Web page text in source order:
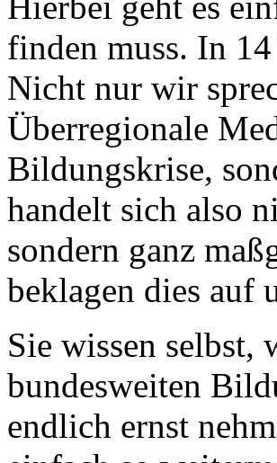
finden muss. In
Nicht nur wir
Überregionale
Bildungskrise,
handelt sich also
sondern ganz
beklagen dies auf
Sie wissen selbst,
bundesweiten
endlich ernst